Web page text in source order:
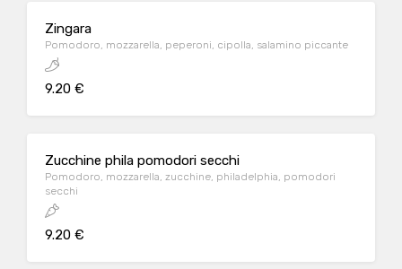
Zingara
Pomodoro, mozzarella, peperoni, cipolla, salamino piccante
9.20 €
Zucchine phila pomodori secchi
Pomodoro, mozzarella, zucchine, philadelphia, pomodori
secchi
9.20 €